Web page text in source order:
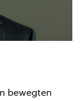
bewegten